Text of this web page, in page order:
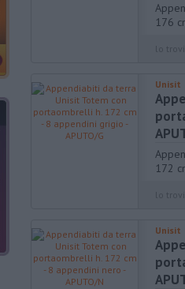
176
Unisit
172
Unisit